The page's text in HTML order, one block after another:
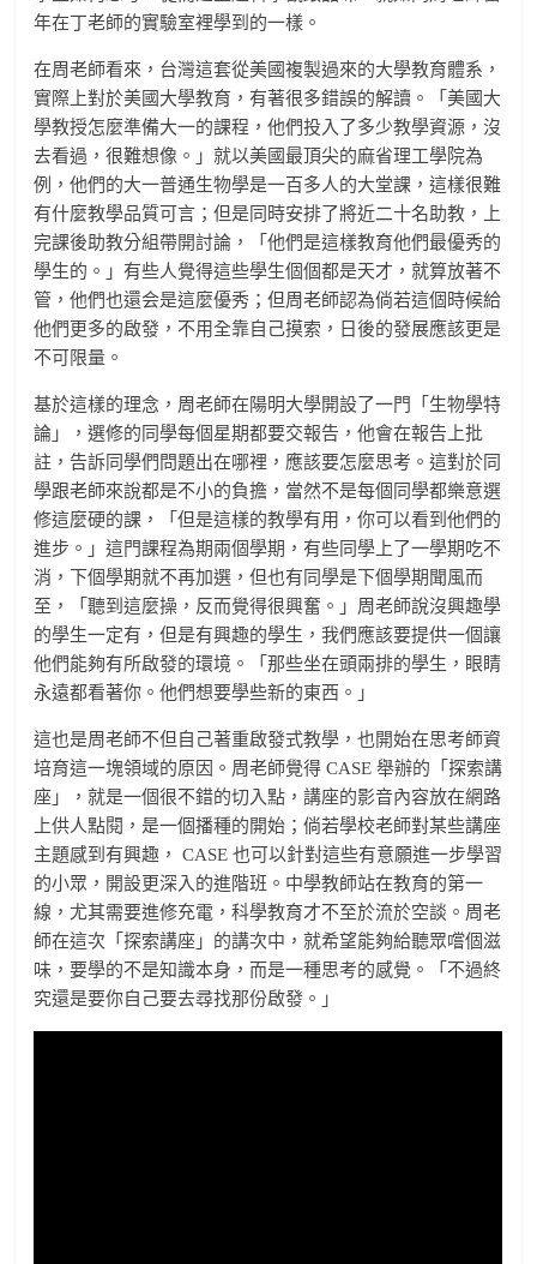
年在丁老師的實驗室裡學到的一樣。
在周老師看來，台灣這套從美國複製過來的大學教育體系，
實際上對於美國大學教育，有著很多錯誤的解讀。「美國大
學教授怎麼準備大一的課程，他們投入了多少教學資源，沒
去看過，很難想像。」就以美國最頂尖的麻省理工學院為
例，他們的大一普通生物學是一百多人的大堂課，這樣很難
有什麼教學品質可言；但是同時安排了將近二十名助教，上
完課後助教分組帶開討論，「他們是這樣教育他們最優秀的
學生的。」有些人覺得這些學生個個都是天才，就算放著不
管，他們也還会是這麼優秀；但周老師認為倘若這個時候給
他們更多的啟發，不用全靠自己摸索，日後的發展應該更是
不可限量。
基於這樣的理念，周老師在陽明大學開設了一門「生物學特
論」，選修的同學每個星期都要交報告，他會在報告上批
註，告訴同學們問題出在哪裡，應該要怎麼思考。這對於同
學跟老師來說都是不小的負擔，當然不是每個同學都樂意選
修這麼硬的課，「但是這樣的教學有用，你可以看到他們的
進步。」這門課程為期兩個學期，有些同學上了一學期吃不
消，下個學期就不再加選，但也有同學是下個學期聞風而
至，「聽到這麼操，反而覺得很興奮。」周老師說沒興趣學
的學生一定有，但是有興趣的學生，我們應該要提供一個讓
他們能夠有所啟發的環境。「那些坐在頭兩排的學生，眼睛
永遠都看著你。他們想要學些新的東西。」
這也是周老師不但自己著重啟發式教學，也開始在思考師資
培育這一塊領域的原因。周老師覺得 CASE 舉辦的「探索講
座」，就是一個很不錯的切入點，講座的影音內容放在網路
上供人點閱，是一個播種的開始；倘若學校老師對某些講座
主題感到有興趣， CASE 也可以針對這些有意願進一步學習
的小眾，開設更深入的進階班。中學教師站在教育的第一
線，尤其需要進修充電，科學教育才不至於流於空談。周老
師在這次「探索講座」的講次中，就希望能夠給聽眾嚐個滋
味，要學的不是知識本身，而是一種思考的感覺。「不過終
究還是要你自己要去尋找那份啟發。」